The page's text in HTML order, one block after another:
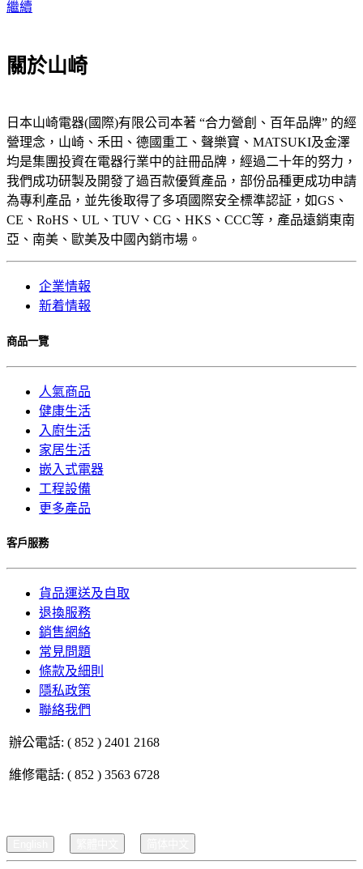
繼續
關於山崎
日本山崎電器(國際)有限公司本著 “合力營創、百年品牌” 的經
營理念，山崎、禾田、德國重工、聲樂寶、MATSUKI及金澤
均是集團投資在電器行業中的註冊品牌，經過二十年的努力，
我們成功研製及開發了過百款優質產品，部份品種更成功申請
為專利產品，並先後取得了多項國際安全標準認証，如GS、
CE、RoHS、UL、TUV、CG、HKS、CCC等，產品遠銷東南
亞、南美、歐美及中國內銷市場。
企業情報
新着情報
商品一覽
人氣商品
健康生活
入廚生活
家居生活
嵌入式電器
工程設備
更多產品
客戶服務
貨品運送及自取
退換服務
銷售網絡
常見問題
條款及細則
隱私政策
聯絡我們
辦公電話: ( 852 ) 2401 2168
維修電話: ( 852 ) 3563 6728